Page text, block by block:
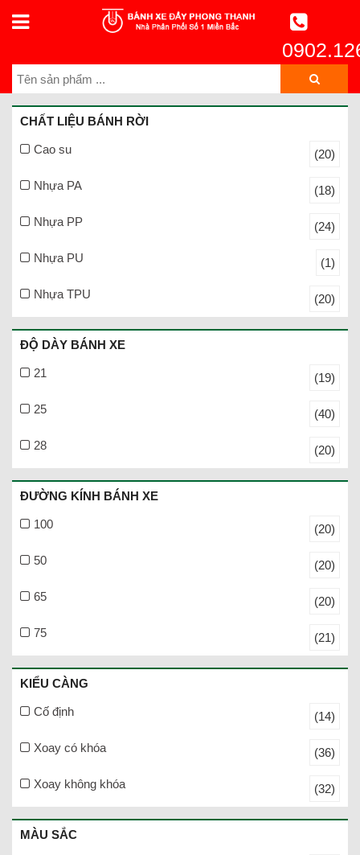
CHẤT LIỆU BÁNH RỜI
Cao su (20)
Nhựa PA (18)
Nhựa PP (24)
Nhựa PU (1)
Nhựa TPU (20)
ĐỘ DÀY BÁNH XE
21 (19)
25 (40)
28 (20)
ĐƯỜNG KÍNH BÁNH XE
100 (20)
50 (20)
65 (20)
75 (21)
KIỂU CÀNG
Cố định (14)
Xoay có khóa (36)
Xoay không khóa (32)
MÀU SẮC